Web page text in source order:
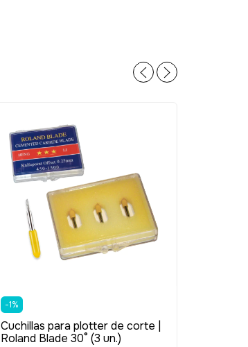
-1%
Cuchillas para plotter de corte |
Roland Blade 30° (3 un.)